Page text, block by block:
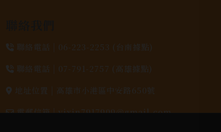
聯絡電話 | 06-223-2253 (台南據點)
聯絡電話 | 07-791-2757 (高雄據點)
地址位置 | 高雄市小港區中安路650號
電郵信箱 |yixin7917909@gmail.com